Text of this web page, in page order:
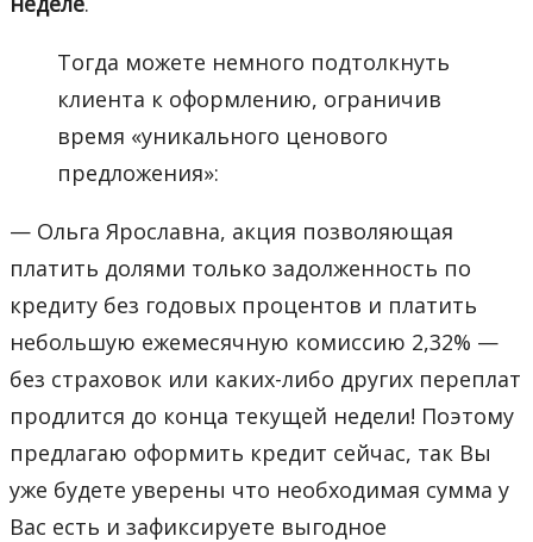
Тогда можете немного подтолкнуть
клиента к оформлению, ограничив
время «уникального ценового
предложения»:
— Ольга Ярославна, акция позволяющая
платить долями только задолженность по
кредиту без годовых процентов и платить
небольшую ежемесячную комиссию 2,32% —
без страховок или каких-либо других переплат
продлится до конца текущей недели! Поэтому
предлагаю оформить кредит сейчас, так Вы
уже будете уверены что необходимая сумма у
Вас есть и зафиксируете выгодное